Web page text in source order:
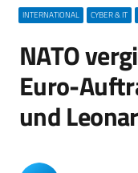
INTERNATIONAL CYBER & IT
NATO
Euro-
und